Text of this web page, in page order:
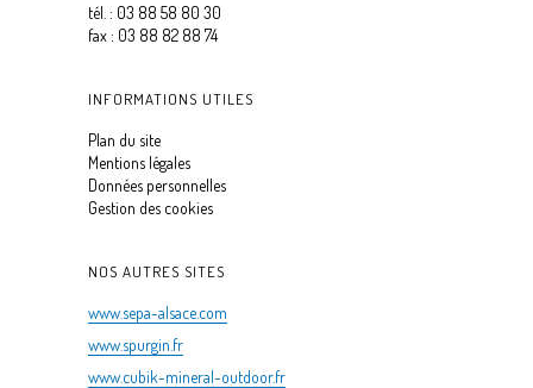
tél. : 03 88 58 80 30
fax : 03 88 82 88 74
INFORMATIONS UTILES
Plan du site
Mentions légales
Données personnelles
Gestion des cookies
NOS AUTRES SITES
www.sepa-alsace.com
www.spurgin.fr
www.cubik-mineral-outdoor.fr